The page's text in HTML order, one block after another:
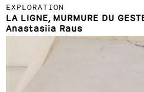
EXPLORATION
LA LIGNE, MURMURE DU
Anastasiia Raus